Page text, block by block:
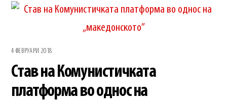
4 ФЕВРУАРИ 2018
Став на Комунистичката
платформа во однос на